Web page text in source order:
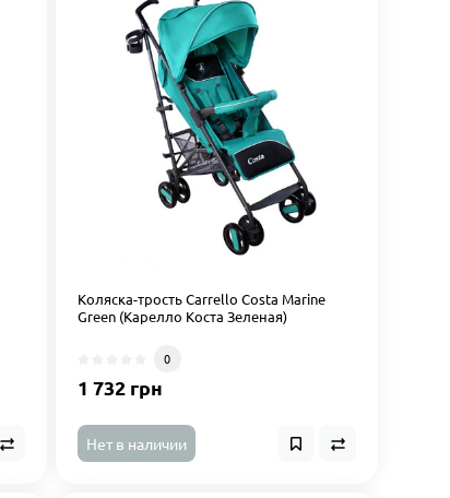
Коляска-трость Carrello Costa Marine
Green (Карелло Коста Зеленая)
0
1 732 грн
Нет в наличии